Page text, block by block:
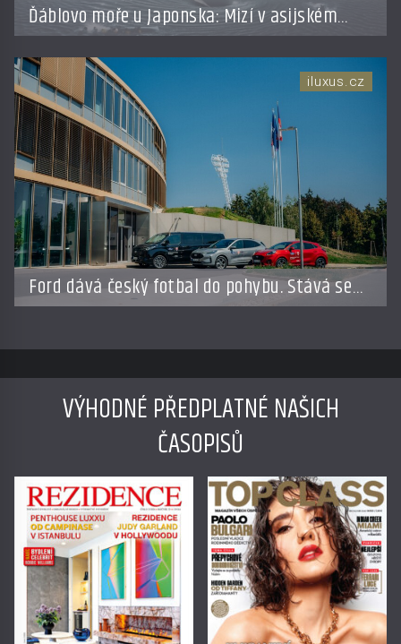
Ďáblovo moře u Japonska: Mizí v asijském
Bermudském trojúhelníku lodě ve spárech
neznámé síly?
Ford dává český fotbal do pohybu. Stává se
novým partnerem FAČR
iluxus.cz
VÝHODNÉ PŘEDPLATNÉ NAŠICH
ČASOPISŮ